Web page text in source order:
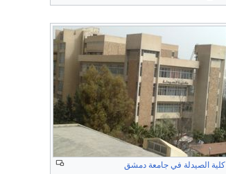
كلية الصيدلة في جامعة دمشق